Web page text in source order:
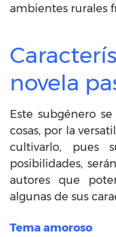
ambientes rurales
novela
Este subgénero
cosas, por la
cultivarlo, pues
posibilidades,
autores que
algunas de sus
Tema amoroso